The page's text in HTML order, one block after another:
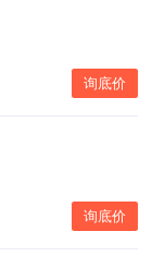
询底价
询底价